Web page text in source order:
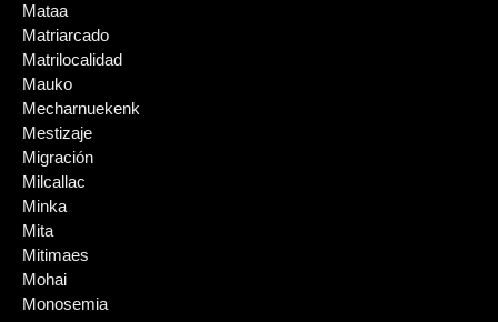
Mataa
Matriarcado
Matrilocalidad
Mauko
Mecharnuekenk
Mestizaje
Migración
Milcallac
Minka
Mita
Mitimaes
Mohai
Monosemia